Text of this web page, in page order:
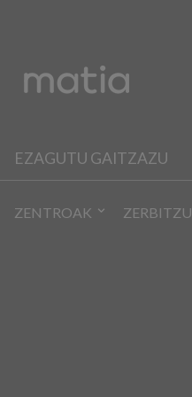
EZAGUTU GAITZAZU
ZENTROAK